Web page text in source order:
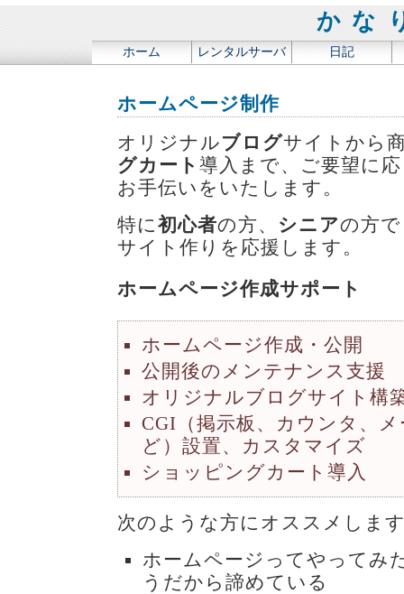
かな
ホーム レンタルサーバ 日記
ホームページ制作
オリジナルブログサイトから
グカート 導入まで、ご要望に
お手伝いをいたします。
特に初心者の方、 シニアの方
サイト作りを応援します。
ホームページ作成サポート
ホームページ作成・公開
公開後のメンテナンス支援
オリジナルブログサイト構
CGI（掲示板、カウンタ、
ど）設置、カスタマイズ
ショッピングカート導入
次のような方にオススメしま
ホームページってやってみ
うだから諦めている